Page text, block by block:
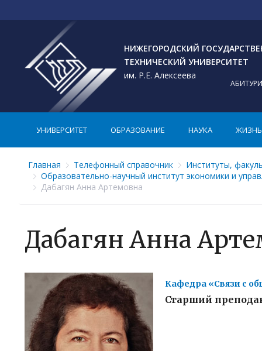
НИЖЕГОРОДСКИЙ
ТЕХНИЧЕСКИЙ УНИВЕРСИТЕТ
им. Р.Е. Алексеева
УНИВЕРСИТЕТ ОБРАЗОВАНИЕ НАУКА ЖИЗНЬ
Главная Телефонный справочник
Институты,
Образовательно-научный институт экономики и
Дабагян Анна Артемовна
Дабагян Анна
Кафедра «Связи с
Старший